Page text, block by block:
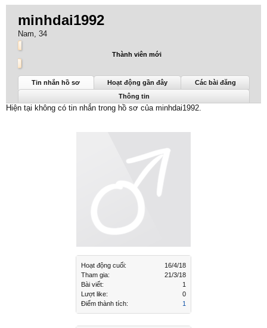
Hoạt động cuối:
16/4/18
Tham gia:
21/3/18
Bài viết:
1
Lượt like:
0
Điểm thành tích:
1
minhdai1992
Nam, 34
Thành viên mới
minhdai1992 được nhìn thấy lần cuối: 16/4/18
Tin nhắn hồ sơ Hoạt động gần đây
Các bài đăng
Thông tin
Hiện tại không có tin nhắn trong hồ sơ của minhdai1992.